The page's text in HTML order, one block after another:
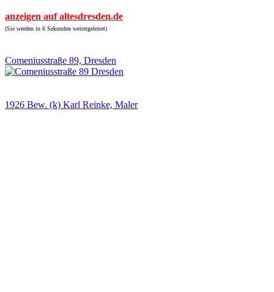
anzeigen auf altesdresden.de
(Sie werden in 6 Sekunden weitergeleitet)
Comeniusstraße 89, Dresden
1926 Bew. (k) Karl Reinke, Maler